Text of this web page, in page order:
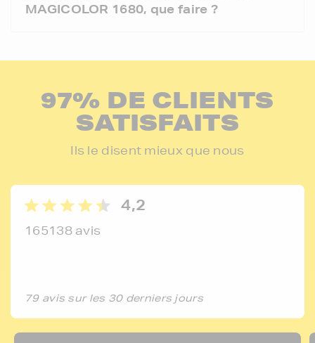
MAGICOLOR 1680, que faire ?
97% DE CLIENTS
SATISFAITS
Ils le disent mieux que nous
4,2
165138 avis
79 avis sur les 30 derniers jours